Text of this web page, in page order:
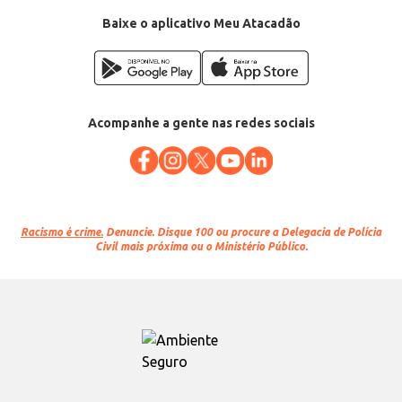
Baixe o aplicativo Meu Atacadão
Acompanhe a gente nas redes sociais
Racismo é crime. Denuncie. Disque 100 ou procure a Delegacia de Polícia
Civil mais próxima ou o Ministério Público.